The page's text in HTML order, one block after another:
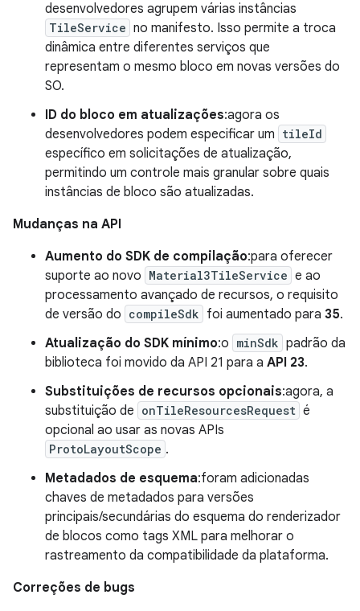
desenvolvedores agrupem várias instâncias
TileService no manifesto. Isso permite a troca
dinâmica entre diferentes serviços que
representam o mesmo bloco em novas versões do
SO.
ID do bloco em atualizações:agora os
desenvolvedores podem especificar um tileId
específico em solicitações de atualização,
permitindo um controle mais granular sobre quais
instâncias de bloco são atualizadas.
Mudanças na API
Aumento do SDK de compilação:para oferecer
suporte ao novo Material3TileService e ao
processamento avançado de recursos, o requisito
de versão do compileSdk foi aumentado para 35.
Atualização do SDK mínimo:o minSdk padrão da
biblioteca foi movido da API 21 para a API 23.
Substituições de recursos opcionais:agora, a
substituição de onTileResourcesRequest é
opcional ao usar as novas APIs
ProtoLayoutScope .
Metadados de esquema:foram adicionadas
chaves de metadados para versões
principais/secundárias do esquema do renderizador
de blocos como tags XML para melhorar o
rastreamento da compatibilidade da plataforma.
Correções de bugs